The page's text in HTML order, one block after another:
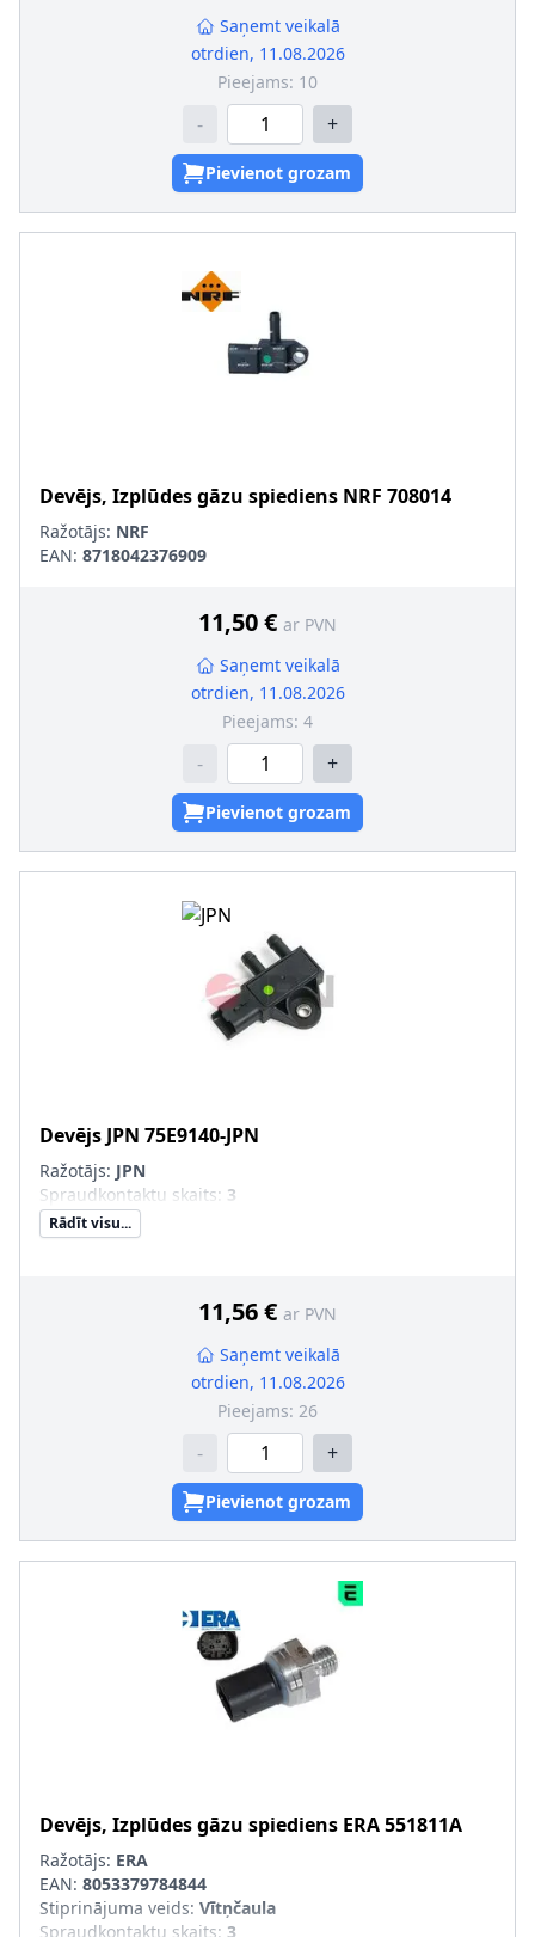
Saņemt veikalā
otrdien, 11.08.2026
Pieejams: 10
- +
Pievienot grozam
Devējs, Izplūdes gāzu spiediens NRF 708014
Ražotājs: NRF
EAN: 8718042376909
11,50 € ar PVN
Saņemt veikalā
otrdien, 11.08.2026
Pieejams: 4
- +
Pievienot grozam
Devējs JPN 75E9140-JPN
Ražotājs: JPN
Spraudkontaktu skaits: 3
Rādīt visu...
11,56 € ar PVN
Saņemt veikalā
otrdien, 11.08.2026
Pieejams: 26
- +
Pievienot grozam
Devējs, Izplūdes gāzu spiediens ERA551811A
Ražotājs: ERA
EAN: 8053379784844
Stiprinājuma veids: Vītņčaula
Spraudkontaktu skaits: 3